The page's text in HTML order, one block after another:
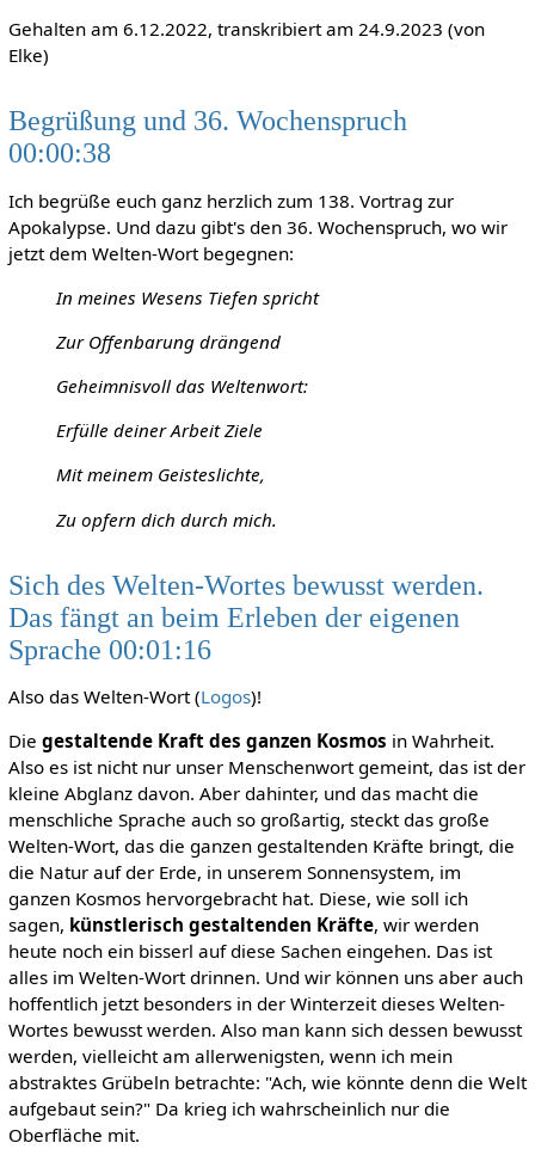
Gehalten am 6.12.2022, transkribiert am 24.9.2023 (von
Elke)
Begrüßung und 36. Wochenspruch
00:00:38
Ich begrüße euch ganz herzlich zum 138. Vortrag zur
Apokalypse. Und dazu gibt's den 36. Wochenspruch, wo wir
jetzt dem Welten-Wort begegnen:
In meines Wesens Tiefen spricht
Zur Offenbarung drängend
Geheimnisvoll das Weltenwort:
Erfülle deiner Arbeit Ziele
Mit meinem Geisteslichte,
Zu opfern dich durch mich.
Sich des Welten-Wortes bewusst werden.
Das fängt an beim Erleben der eigenen
Sprache 00:01:16
Also das Welten-Wort (Logos)!
Die gestaltende Kraft des ganzen Kosmos in Wahrheit.
Also es ist nicht nur unser Menschenwort gemeint, das ist der
kleine Abglanz davon. Aber dahinter, und das macht die
menschliche Sprache auch so großartig, steckt das große
Welten-Wort, das die ganzen gestaltenden Kräfte bringt, die
die Natur auf der Erde, in unserem Sonnensystem, im
ganzen Kosmos hervorgebracht hat. Diese, wie soll ich
sagen, künstlerisch gestaltenden Kräfte, wir werden
heute noch ein bisserl auf diese Sachen eingehen. Das ist
alles im Welten-Wort drinnen. Und wir können uns aber auch
hoffentlich jetzt besonders in der Winterzeit dieses Welten-
Wortes bewusst werden. Also man kann sich dessen bewusst
werden, vielleicht am allerwenigsten, wenn ich mein
abstraktes Grübeln betrachte: "Ach, wie könnte denn die Welt
aufgebaut sein?" Da krieg ich wahrscheinlich nur die
Oberfläche mit.